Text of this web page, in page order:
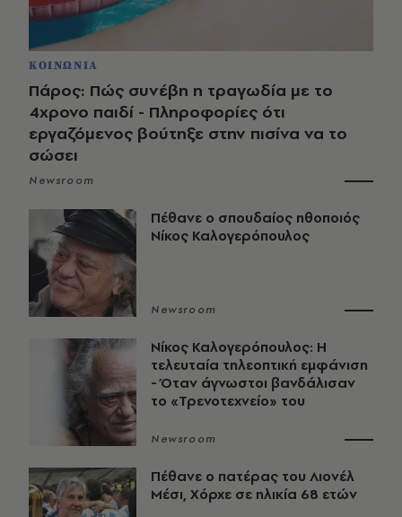
ΚΟΙΝΩΝΙΑ
Πάρος: Πώς συνέβη η τραγωδία με το
4χρονο παιδί - Πληροφορίες ότι
εργαζόμενος βούτηξε στην πισίνα να το
σώσει
Newsroom
Πέθανε ο σπουδαίος ηθοποιός
Νίκος Καλογερόπουλος
Newsroom
Νίκος Καλογερόπουλος: Η
τελευταία τηλεοπτική εμφάνιση
- Όταν άγνωστοι βανδάλισαν
το «Τρενοτεχνείο» του
Newsroom
Πέθανε ο πατέρας του Λιονέλ
Μέσι, Χόρχε σε ηλικία 68 ετών